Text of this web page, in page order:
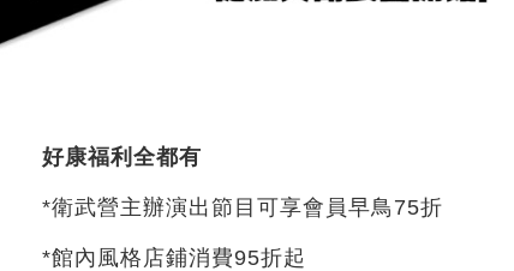
好康福利全都有
*衛武營主辦演出節目可享會員早鳥75折
*館內風格店鋪消費95折起